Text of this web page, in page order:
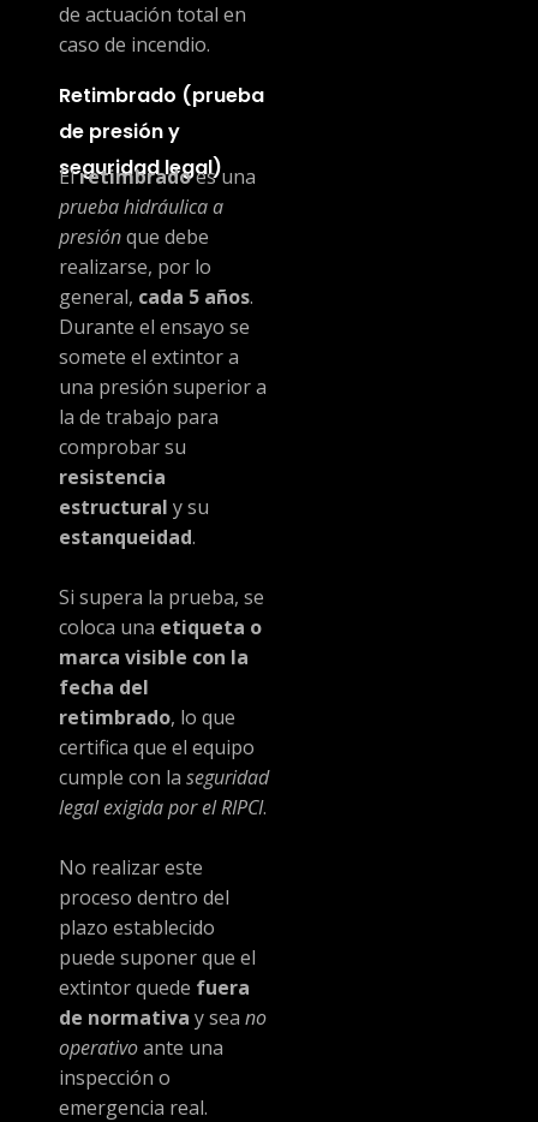
de actuación total en
caso de incendio.
Retimbrado (prueba
de presión y
seguridad legal)
Elretimbradoes una
prueba hidráulica a
presiónque debe
realizarse, por lo
general, cada 5 años.
Durante el ensayo se
somete el extintor a
una presión superior a
la de trabajo para
comprobar su
resistencia
estructural y su
estanqueidad.
Si supera la prueba, se
coloca una etiqueta o
marca visible con la
fecha del
retimbrado, lo que
certifica que el equipo
cumple con la seguridad
legal exigida por el RIPCI.
No realizar este
proceso dentro del
plazo establecido
puede suponer que el
extintor quede fuera
de normativa y sea no
operativoante una
inspección o
emergencia real.